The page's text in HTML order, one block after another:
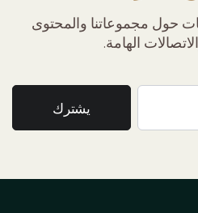
حول مجموعاتنا والمحتوى
الهامة.